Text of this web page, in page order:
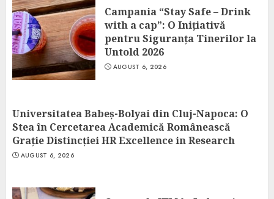
Campania “Stay Safe – Drink
with a cap”: O Inițiativă
pentru Siguranța Tinerilor la
Untold 2026
AUGUST 6, 2026
Universitatea Babeș-Bolyai din Cluj-Napoca: O
Stea în Cercetarea Academică Românească
Grație Distincției HR Excellence in Research
AUGUST 6, 2026